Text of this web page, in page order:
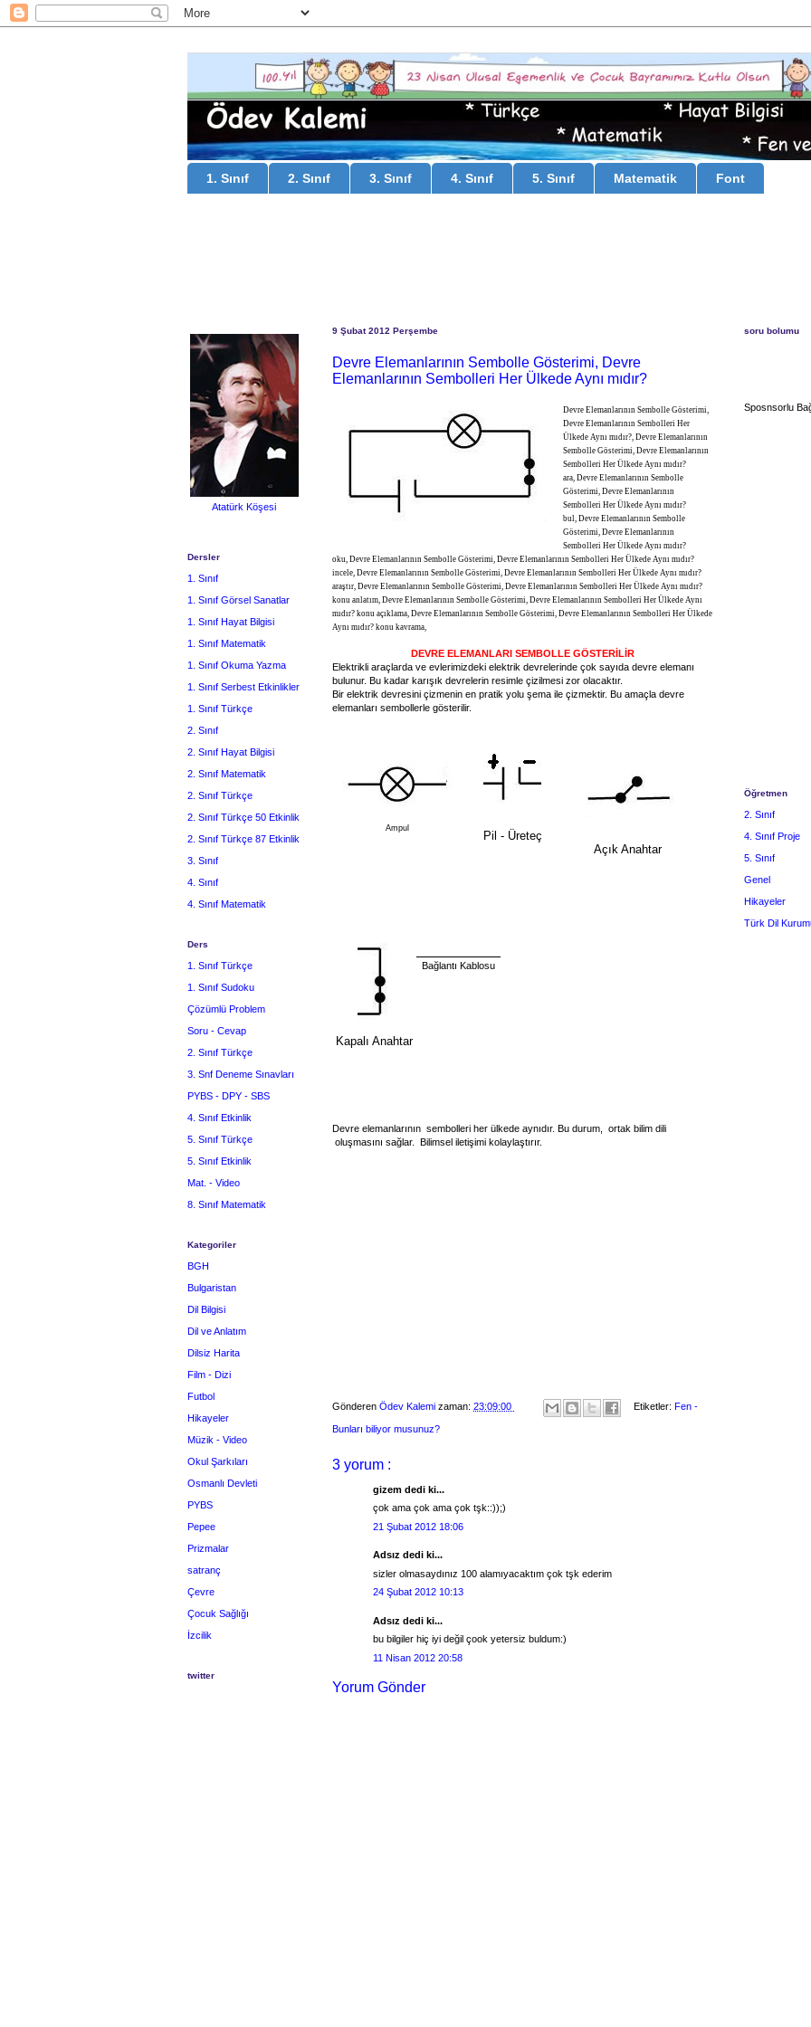
1. Sınıf 2. Sınıf 3. Sınıf 4. Sınıf 5. Sınıf Matematik Font
9 Şubat 2012 Perşembe
Devre Elemanlarının Sembolle Gösterimi, Devre
Elemanlarının Sembolleri Her Ülkede Aynı mıdır?
Devre Elemanlarının Sembolle Gösterimi,
Devre Elemanlarının Sembolleri Her
Ülkede Aynı mıdır?, Devre Elemanlarının
Sembolle Gösterimi, Devre Elemanlarının
Sembolleri Her Ülkede Aynı mıdır?
ara, Devre Elemanlarının Sembolle
Gösterimi, Devre Elemanlarının
Sembolleri Her Ülkede Aynı mıdır?
bul, Devre Elemanlarının Sembolle
Gösterimi, Devre Elemanlarının
Sembolleri Her Ülkede Aynı mıdır?
oku, Devre Elemanlarının Sembolle Gösterimi, Devre Elemanlarının Sembolleri Her Ülkede Aynı mıdır?
incele, Devre Elemanlarının Sembolle Gösterimi, Devre Elemanlarının Sembolleri Her Ülkede Aynı mıdır?
araştır, Devre Elemanlarının Sembolle Gösterimi, Devre Elemanlarının Sembolleri Her Ülkede Aynı mıdır?
konu anlatım, Devre Elemanlarının Sembolle Gösterimi, Devre Elemanlarının Sembolleri Her Ülkede Aynı
mıdır? konu açıklama, Devre Elemanlarının Sembolle Gösterimi, Devre Elemanlarının Sembolleri Her Ülkede
Aynı mıdır? konu kavrama,
DEVRE ELEMANLARI SEMBOLLE GÖSTERİLİR
Elektrikli araçlarda ve evlerimizdeki elektrik devrelerinde çok sayıda devre elemanı
bulunur. Bu kadar karışık devrelerin resimle çizilmesi zor olacaktır.
Bir elektrik devresini çizmenin en pratik yolu şema ile çizmektir. Bu amaçla devre
elemanları sembollerle gösterilir.
Ampul
Pil - Üreteç
Açık Anahtar
Kapalı Anahtar
Bağlantı Kablosu
Devre elemanlarının sembolleri her ülkede aynıdır. Bu durum, ortak bilim dili
oluşmasını sağlar. Bilimsel iletişimi kolaylaştırır.
Gönderen Ödev Kalemi zaman: 23:09:00 Etiketler: Fen -
Bunları biliyor musunuz?
3 yorum :
gizem dedi ki...
çok ama çok ama çok tşk::));)
21 Şubat 2012 18:06
Adsız dedi ki...
sizler olmasaydınız 100 alamıyacaktım çok tşk ederim
24 Şubat 2012 10:13
Adsız dedi ki...
bu bilgiler hiç iyi değil çook yetersiz buldum:)
11 Nisan 2012 20:58
Yorum Gönder
Atatürk Köşesi
Dersler
1. Sınıf
1. Sınıf Görsel Sanatlar
1. Sınıf Hayat Bilgisi
1. Sınıf Matematik
1. Sınıf Okuma Yazma
1. Sınıf Serbest Etkinlikler
1. Sınıf Türkçe
2. Sınıf
2. Sınıf Hayat Bilgisi
2. Sınıf Matematik
2. Sınıf Türkçe
2. Sınıf Türkçe 50 Etkinlik
2. Sınıf Türkçe 87 Etkinlik
3. Sınıf
4. Sınıf
4. Sınıf Matematik
Ders
1. Sınıf Türkçe
1. Sınıf Sudoku
Çözümlü Problem
Soru - Cevap
2. Sınıf Türkçe
3. Snf Deneme Sınavları
PYBS - DPY - SBS
4. Sınıf Etkinlik
5. Sınıf Türkçe
5. Sınıf Etkinlik
Mat. - Video
8. Sınıf Matematik
Kategoriler
BGH
Bulgaristan
Dil Bilgisi
Dil ve Anlatım
Dilsiz Harita
Film - Dizi
Futbol
Hikayeler
Müzik - Video
Okul Şarkıları
Osmanlı Devleti
PYBS
Pepee
Prizmalar
satranç
Çevre
Çocuk Sağlığı
İzcilik
twitter
soru bolumu
Sposnsorlu
Öğretmen
2. Sınıf
4. Sınıf Proje
5. Sınıf
Genel
Hikayeler
Türk Dil